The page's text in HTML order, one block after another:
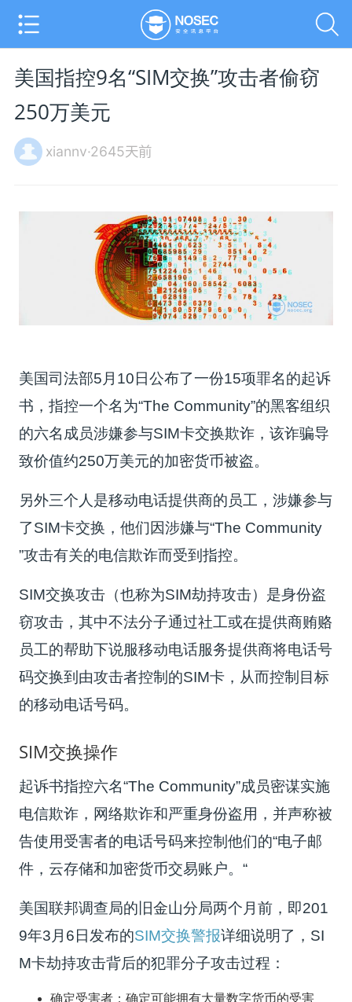
美国指控9名“SIM交换”攻击者偷窃
250万美元
xiannv·2645天前
美国司法部5月10日公布了一份15项罪名的起诉
书，指控一个名为“The Community”的黑客组织
的六名成员涉嫌参与SIM卡交换欺诈，该诈骗导
致价值约250万美元的加密货币被盗。
另外三个人是移动电话提供商的员工，涉嫌参与
了SIM卡交换，他们因涉嫌与“The Community
”攻击有关的电信欺诈而受到指控。
SIM交换攻击（也称为SIM劫持攻击）是身份盗
窃攻击，其中不法分子通过社工或在提供商贿赂
员工的帮助下说服移动电话服务提供商将电话号
码交换到由攻击者控制的SIM卡，从而控制目标
的移动电话号码。
SIM交换操作
起诉书指控六名“The Community”成员密谋实施
电信欺诈，网络欺诈和严重身份盗用，并声称被
告使用受害者的电话号码来控制他们的“电子邮
件，云存储和加密货币交易账户。“
美国联邦调查局的旧金山分局两个月前，即201
9年3月6日发布的SIM交换警报详细说明了， SI
M卡劫持攻击背后的犯罪分子攻击过程：
确定受害者：确定可能拥有大量数字货币的受害